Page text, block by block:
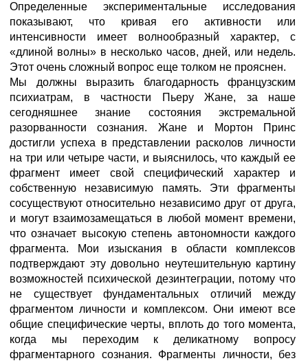
Определенные экспериментальные исследования
показывают, что кривая его активности или
интенсивности имеет волнообразный характер, с
«длиной волны» в несколько часов, дней, или недель.
Этот очень сложный вопрос еще толком не прояснен.
Мы должны выразить благодарность французским
психиатрам, в частности Пьеру Жане, за наше
сегодняшнее знание состояния экстремальной
разорванности сознания. Жане и Мортон Принс
достигли успеха в представлении расколов личности
на три или четыре части, и выяснилось, что каждый ее
фрагмент имеет свой специфический характер и
собственную независимую память. Эти фрагменты
сосуществуют относительно независимо друг от друга,
и могут взаимозамещаться в любой момент времени,
что означает высокую степень автономности каждого
фрагмента. Мои изыскания в области комплексов
подтверждают эту довольно неутешительную картину
возможностей психической дезинтеграции, потому что
не существует фундаментальных отличий между
фрагментом личности и комплексом. Они имеют все
общие специфические черты, вплоть до того момента,
когда мы переходим к деликатному вопросу
фрагментарного сознания. Фрагменты личности, без